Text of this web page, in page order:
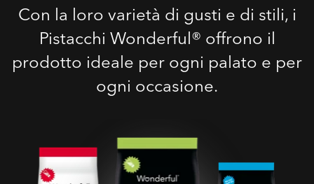
Con la loro varietà di gusti e di stili, i
Pistacchi Wonderful® offrono il
prodotto ideale per ogni palato e per
ogni occasione.
Pistacchi Tostati Salati